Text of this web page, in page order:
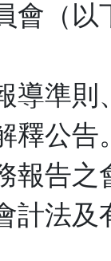
會（以
導準則
釋公告
報告之
計法及